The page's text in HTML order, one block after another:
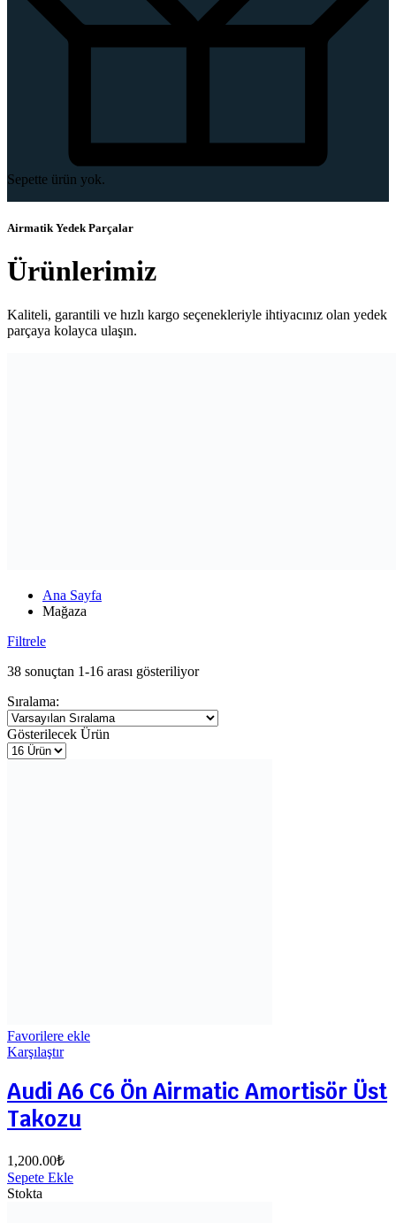
Sepette ürün yok.
Airmatik Yedek Parçalar
Ürünlerimiz
Kaliteli, garantili ve hızlı kargo seçenekleriyle ihtiyacınız olan yedek
parçaya kolayca ulaşın.
Ana Sayfa
Mağaza
Filtrele
38 sonuçtan 1-16 arası gösteriliyor
Sıralama:
Gösterilecek Ürün
Favorilere ekle
Karşılaştır
Audi A6 C6 Ön Airmatic Amortisör Üst
Takozu
1,200.00₺
Sepete Ekle
Stokta